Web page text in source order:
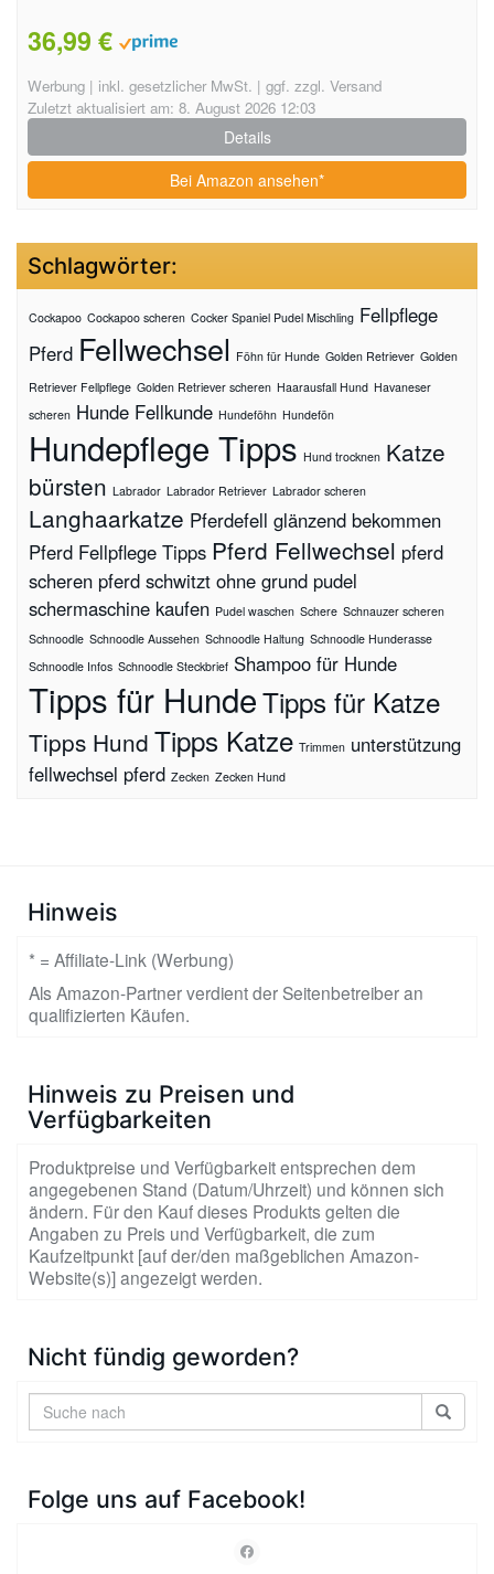
36,99 €
Werbung | inkl. gesetzlicher MwSt. | ggf. zzgl. Versand
Zuletzt aktualisiert am: 8. August 2026 12:03
Details
Bei Amazon ansehen*
Schlagwörter:
Cockapoo Cockapoo scheren Cocker Spaniel Pudel Mischling Fellpflege
Pferd Fellwechsel Föhn für Hunde Golden Retriever Golden
Retriever Fellpflege Golden Retriever scheren Haarausfall Hund Havaneser
scheren Hunde Fellkunde Hundeföhn Hundefön
Hundepflege Tipps Hund trocknen Katze
bürsten Labrador Labrador Retriever Labrador scheren
Langhaarkatze Pferdefell glänzend bekommen
Pferd Fellpflege Tipps Pferd Fellwechsel pferd
scheren pferd schwitzt ohne grund pudel
schermaschine kaufen Pudel waschen Schere Schnauzer scheren
Schnoodle Schnoodle Aussehen Schnoodle Haltung Schnoodle Hunderasse
Schnoodle Infos Schnoodle Steckbrief Shampoo für Hunde
Tipps für HundeTipps für Katze
Tipps Hund Tipps Katze Trimmen unterstützung
fellwechsel pferd Zecken Zecken Hund
Hinweis
* = Affiliate-Link (Werbung)
Als Amazon-Partner verdient der Seitenbetreiber an
qualifizierten Käufen.
Hinweis zu Preisen und
Verfügbarkeiten
Produktpreise und Verfügbarkeit entsprechen dem
angegebenen Stand (Datum/Uhrzeit) und können sich
ändern. Für den Kauf dieses Produkts gelten die
Angaben zu Preis und Verfügbarkeit, die zum
Kaufzeitpunkt [auf der/den maßgeblichen Amazon-
Website(s)] angezeigt werden.
Nicht fündig geworden?
Folge uns auf Facebook!